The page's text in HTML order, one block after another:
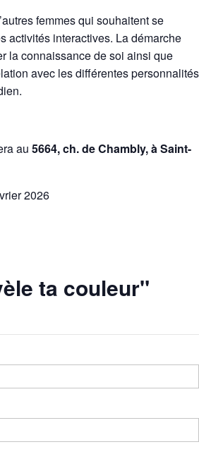
femmes qui souhaitent se
activités interactives. La démarche
la connaissance de soi ainsi que
avec les différentes personnalités
au 5664, ch. de Chambly, à Saint-
2026
ta couleur"